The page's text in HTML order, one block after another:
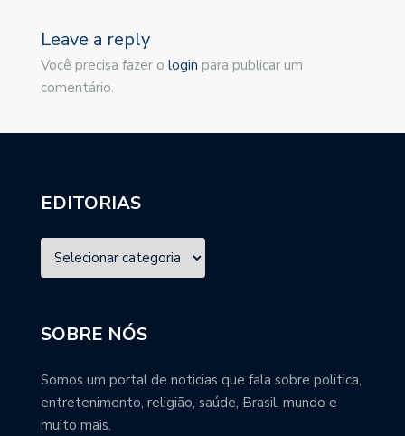
Leave a reply
Você precisa fazer o login para publicar um
comentário.
EDITORIAS
SOBRE NÓS
Somos um portal de noticias que fala sobre politica,
entretenimento, religião, saúde, Brasil, mundo e
muito mais.